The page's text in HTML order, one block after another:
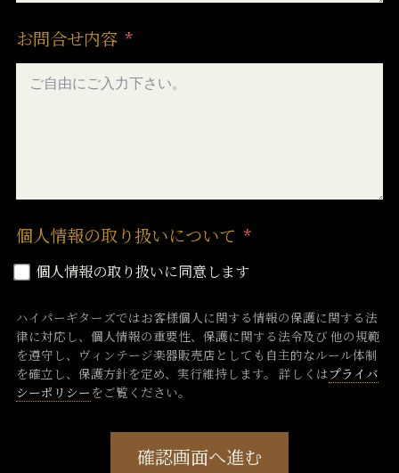
お問合せ内容
個人情報の取り扱いについて
個人情報の取り扱いに同意します
ハイパーギターズではお客様個人に関する情報の保護に関する法
律に対応し、個人情報の重要性、保護に関する法令及び 他の規範
を遵守し、ヴィンテージ楽器販売店としても自主的なルール体制
を確立し、保護方針を定め、実行維持します。 詳しくはプライバ
シーポリシー をご覧ください。
確認画面へ進む